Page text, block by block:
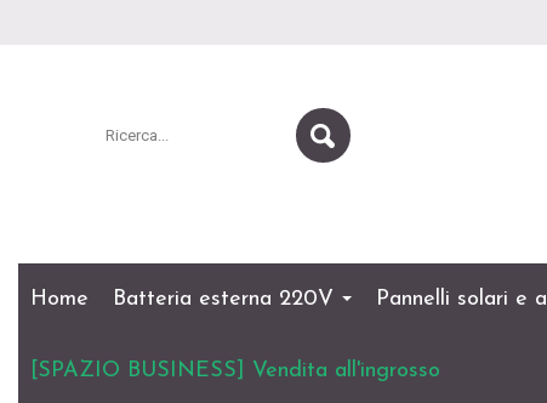
Home Batteria esterna 220V Pannelli solari e
[SPAZIO BUSINESS] Vendita all'ingrosso